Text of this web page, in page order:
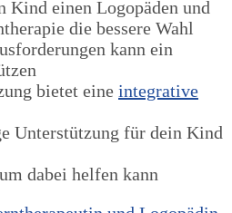
Kind einen Logopäden und
die bessere Wahl
kann ein
bietet eine integrative
Unterstützung für dein Kind
dabei helfen kann